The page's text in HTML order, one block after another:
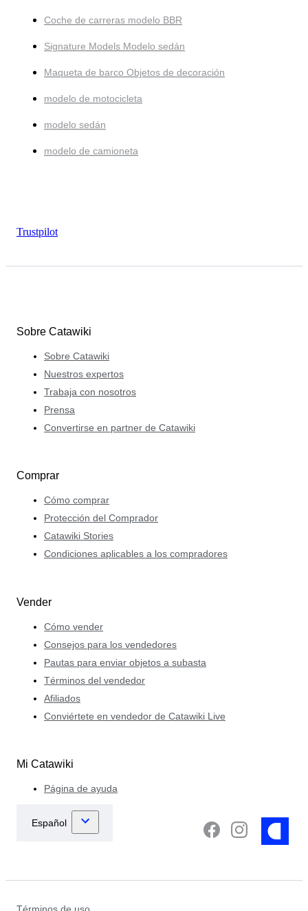
Coche de carreras modelo BBR
Signature Models Modelo sedán
Maqueta de barco Objetos de decoración
modelo de motocicleta
modelo sedán
modelo de camioneta
Trustpilot
Sobre Catawiki
Sobre Catawiki
Nuestros expertos
Trabaja con nosotros
Prensa
Convertirse en partner de Catawiki
Comprar
Cómo comprar
Protección del Comprador
Catawiki Stories
Condiciones aplicables a los compradores
Vender
Cómo vender
Consejos para los vendedores
Pautas para enviar objetos a subasta
Términos del vendedor
Afiliados
Conviértete en vendedor de Catawiki Live
Mi Catawiki
Página de ayuda